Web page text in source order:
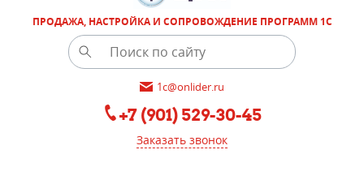
ПРОДАЖА, НАСТРОЙКА И СОПРОВОЖДЕНИЕ ПРОГРАММ 1С
1c@onlider.ru
+7 (901) 529-30-45
Заказать звонок